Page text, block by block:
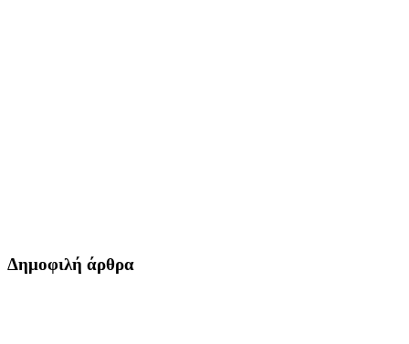
Δημοφιλή άρθρα